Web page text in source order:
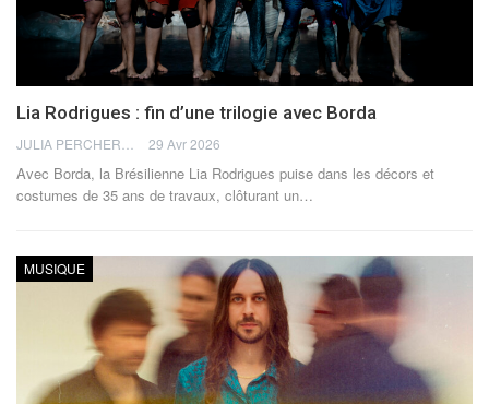
Lia Rodrigues : fin d’une trilogie avec Borda
29 Avr 2026
Avec Borda, la Brésilienne Lia Rodrigues puise dans les décors et
costumes de 35 ans de travaux, clôturant un…
MUSIQUE